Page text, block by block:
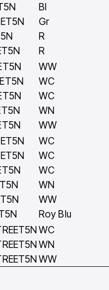
Bl
Gr
R
R
WW
WC
WC
WN
WW
WC
WC
WC
WN
WW
Roy Blu
WC
WN
WW